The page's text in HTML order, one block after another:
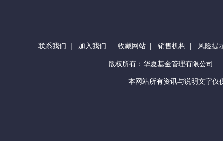
联系我们 | 加入我们 | 收藏网站 | 销售机构 | 风险提
版权所有：华夏基金管理有限公司
本网站所有资讯与说明文字仅